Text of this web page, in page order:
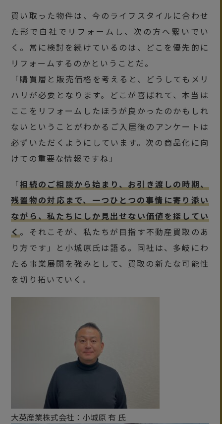
買い取った物件は、今のライフスタイルに合わせ
た形で自社でリフォームし、次の方へ繋いでい
く。常に検討を続けているのは、どこを優先的に
リフォームするのかということだ。
「購買層と販売価格を考えると、どうしてもメリ
ハリが必要となります。どこが喜ばれて、本当は
ここをリフォームしたほうが良かったのかもしれ
ないということがわかるご入居後のアンケートは
必ずいただくようにしています。次の商品化に向
けての重要な情報ですね」
「相続のご相談から始まり、お引き渡しの時期、
残置物の対応まで、一つひとつの事情に寄り添い
ながら、私たちにしか見出せない価値を探してい
く。それこそが、私たちが目指す不動産買取のあ
り方です」と小城原氏は語る。同社は、多岐にわ
たる事業展開を強みとして、買取の新たな可能性
を切り拓いていく。
大英産業株式会社：小城原 有 氏